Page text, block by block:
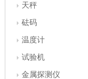
天秤
砝码
温度计
试验机
金属探测仪